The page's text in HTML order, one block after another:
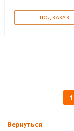
ПОД ЗАКАЗ
1
Вернуться